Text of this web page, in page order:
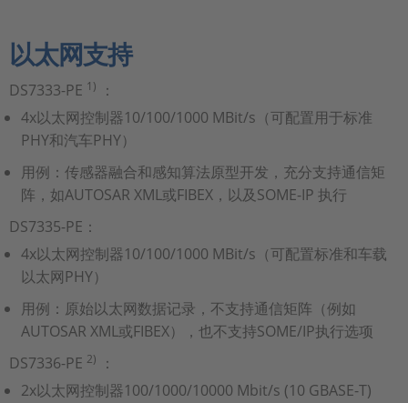
以太网支持
DS7333-PE 1)
：
4x以太网控制器10/100/1000 MBit/s（可配置用于标准
PHY和汽车PHY）
用例：传感器融合和感知算法原型开发，充分支持通信矩
阵，如AUTOSAR XML或FIBEX，以及SOME-IP 执行
DS7335-PE：
4x以太网控制器10/100/1000 MBit/s（可配置标准和车载
以太网PHY）
用例：原始以太网数据记录，不支持通信矩阵（例如
AUTOSAR XML或FIBEX），也不支持SOME/IP执行选项
DS7336-PE 2)
：
2x以太网控制器100/1000/10000 Mbit/s (10 GBASE-T)